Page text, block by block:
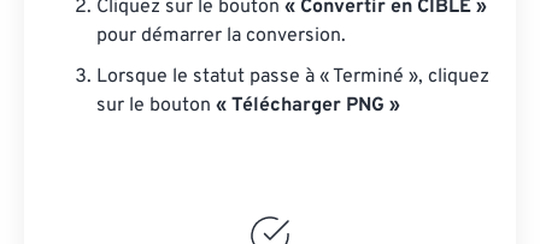
Cliquez sur le bouton « Convertir en CIBLE »
pour démarrer la conversion.
Lorsque le statut passe à « Terminé », cliquez
sur le bouton « Télécharger PNG »